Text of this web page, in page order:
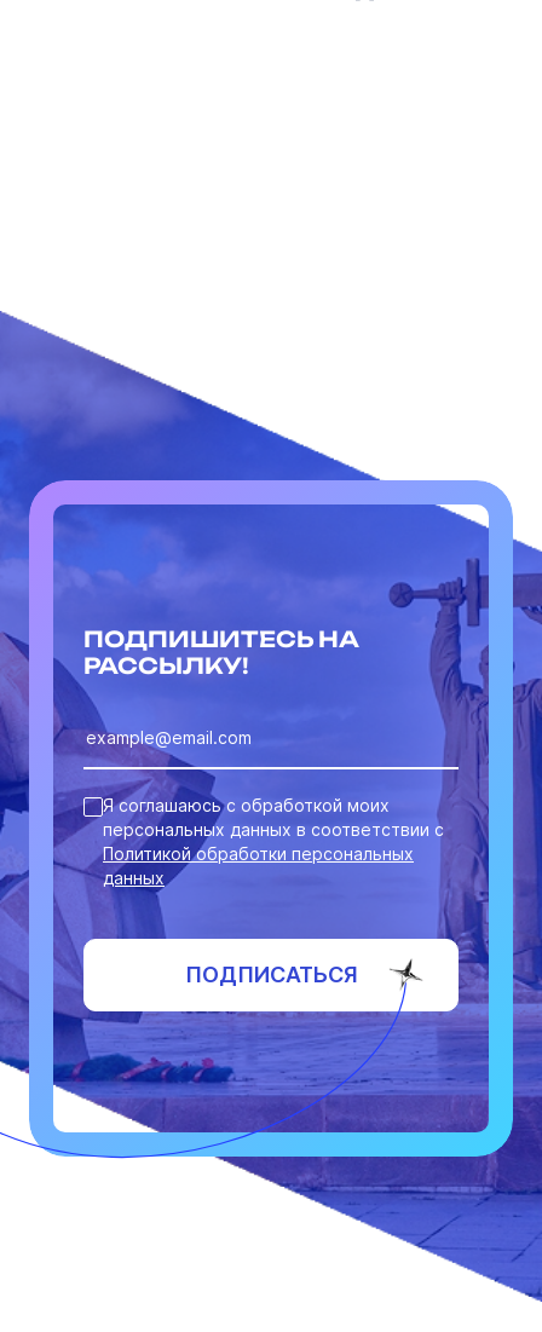
ПОДПИШИТЕСЬ НА
РАССЫЛКУ!
Я соглашаюсь с обработкой моих
персональных данных в соответствии с
Политикой обработки персональных
данных
ПОДПИСАТЬСЯ